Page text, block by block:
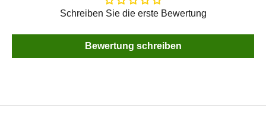
Schreiben Sie die erste Bewertung
Bewertung schreiben